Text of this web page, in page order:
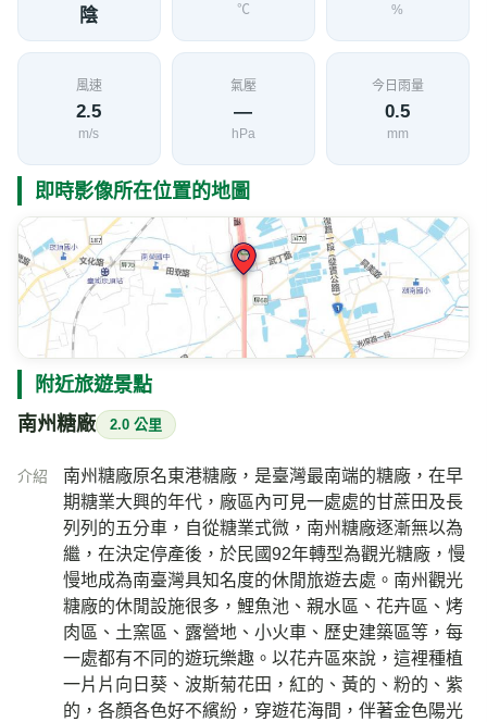
陰 ℃ %
風速
2.5
m/s
氣壓
—
hPa
今日雨量
0.5
mm
即時影像所在位置的地圖
附近旅遊景點
南州糖廠 2.0 公里
介紹
南州糖廠原名東港糖廠，是臺灣最南端的糖廠，在早
期糖業大興的年代，廠區內可見一處處的甘蔗田及長
列列的五分車，自從糖業式微，南州糖廠逐漸無以為
繼，在決定停產後，於民國92年轉型為觀光糖廠，慢
慢地成為南臺灣具知名度的休閒旅遊去處。南州觀光
糖廠的休閒設施很多，鯉魚池、親水區、花卉區、烤
肉區、土窯區、露營地、小火車、歷史建築區等，每
一處都有不同的遊玩樂趣。以花卉區來說，這裡種植
一片片向日葵、波斯菊花田，紅的、黃的、粉的、紫
的，各顏各色好不繽紛，穿遊花海間，伴著金色陽光